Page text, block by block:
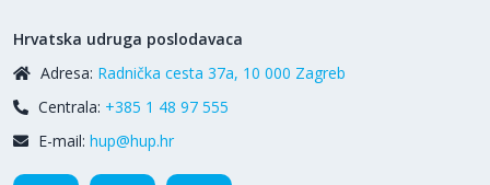
Hrvatska udruga poslodavaca
Adresa: Radnička cesta 37a, 10 000 Zagreb
Centrala: +385 1 48 97 555
E-mail: hup@hup.hr